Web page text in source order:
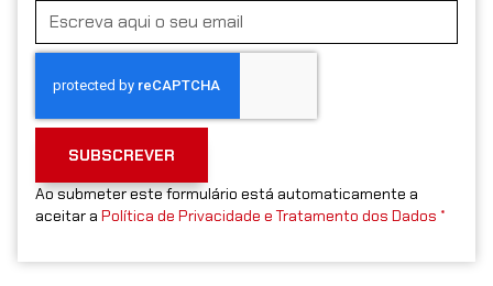
SUBSCREVER
Ao submeter este formulário está automaticamente a
aceitar a Política de Privacidade e Tratamento dos Dados *